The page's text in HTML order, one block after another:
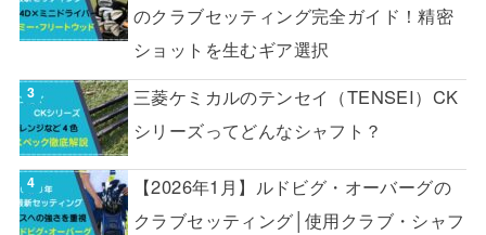
のクラブセッティング完全ガイド！精密
ショットを生むギア選択
三菱ケミカルのテンセイ（TENSEI）CK
シリーズってどんなシャフト？
【2026年1月】ルドビグ・オーバーグの
クラブセッティング│使用クラブ・シャフ